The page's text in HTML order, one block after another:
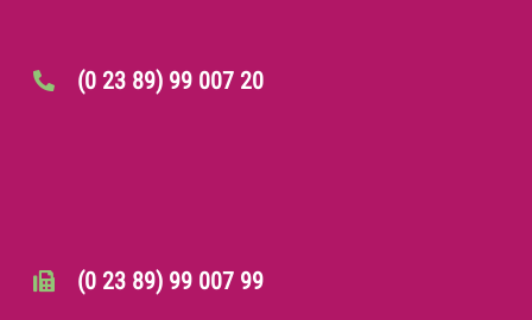
(0 23 89) 99 007 20
(0 23 89) 99 007 99